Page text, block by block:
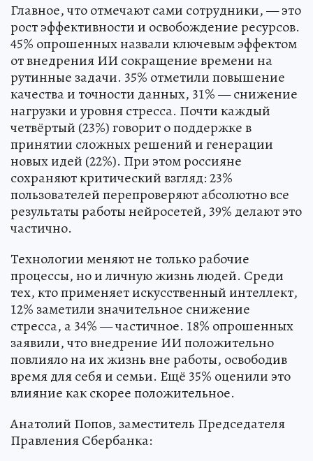
Главное, что отмечают сами сотрудники, — это
рост эффективности и освобождение ресурсов.
45% опрошенных назвали ключевым эффектом
от внедрения ИИ сокращение времени на
рутинные задачи. 35% отметили повышение
качества и точности данных, 31% — снижение
нагрузки и уровня стресса. Почти каждый
четвёртый (23%) говорит о поддержке в
принятии сложных решений и генерации
новых идей (22%). При этом россияне
сохраняют критический взгляд: 23%
пользователей перепроверяют абсолютно все
результаты работы нейросетей, 39% делают это
частично.
Технологии меняют не только рабочие
процессы, но и личную жизнь людей. Среди
тех, кто применяет искусственный интеллект,
12% заметили значительное снижение
стресса, а 34% — частичное. 18% опрошенных
заявили, что внедрение ИИ положительно
повлияло на их жизнь вне работы, освободив
время для себя и семьи. Ещё 35% оценили это
влияние как скорее положительное.
Анатолий Попов, заместитель Председателя
Правления Сбербанка: